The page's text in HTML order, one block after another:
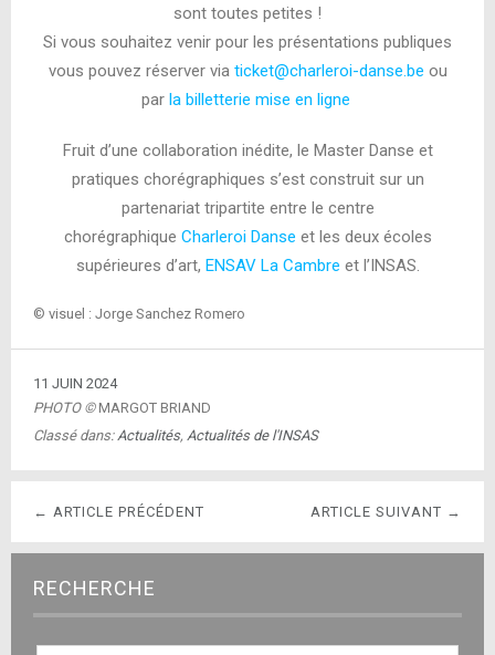
sont toutes petites !
Si vous souhaitez venir pour les présentations publiques
vous pouvez réserver via ticket@charleroi-danse.be ou
par la billetterie mise en ligne
Fruit d’une collaboration inédite, le Master Danse et
pratiques chorégraphiques s’est construit sur un
partenariat tripartite entre le centre
chorégraphique Charleroi Danse et les deux écoles
supérieures d’art, ENSAV La Cambre et l’INSAS.
© visuel : Jorge Sanchez Romero
11 JUIN 2024
PHOTO ©MARGOT BRIAND
Classé dans: Actualités, Actualités de l'INSAS
ARTICLE SUIVANT →
← ARTICLE PRÉCÉDENT
RECHERCHE